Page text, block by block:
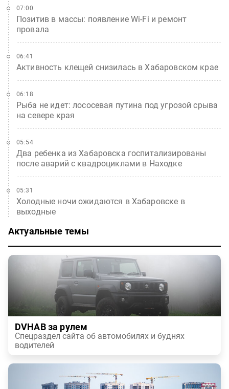
Позитив в массы: появление Wi-Fi и ремонт
провала
07:00
Активность клещей снизилась в Хабаровском крае
06:41
Рыба не идет: лососевая путина под угрозой срыва
на севере края
06:18
Два ребенка из Хабаровска госпитализированы
после аварий с квадроциклами в Находке
05:54
Холодные ночи ожидаются в Хабаровске в
выходные
05:31
Актуальные темы
DVHAB за рулем
Спецраздел сайта об автомобилях и буднях
водителей